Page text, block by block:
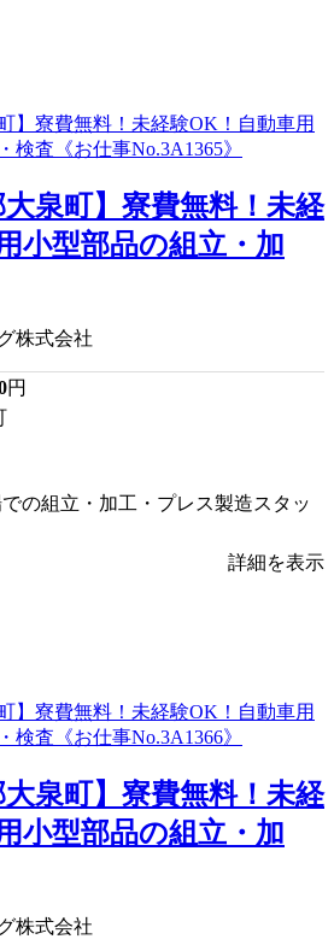
大泉町】寮費無料！未経
小型部品の組立・加
株式会社
円
の組立・加工・プレス製造スタッ
詳細を表示
大泉町】寮費無料！未経
小型部品の組立・加
株式会社